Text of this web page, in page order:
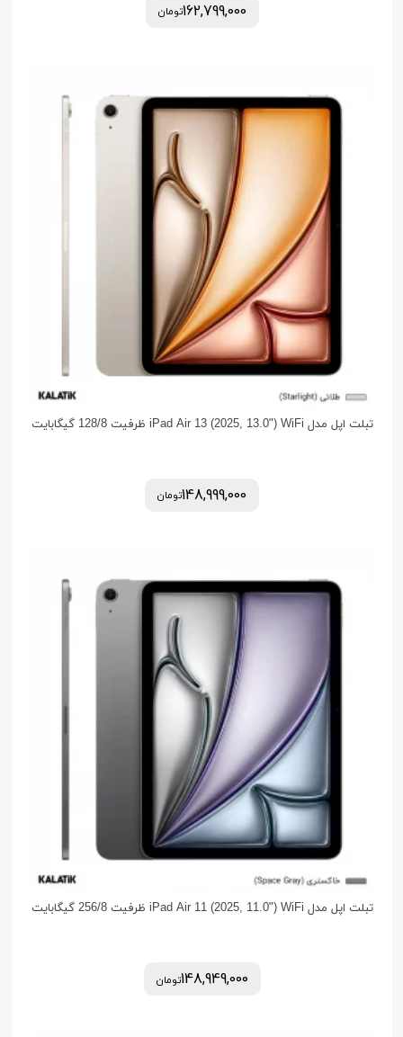
162,799,000تومان
تبلت اپل مدل iPad Air 13 (2025, 13.0") WiFi ظرفیت 128/8 گیگابایت
148,999,000تومان
تبلت اپل مدل iPad Air 11 (2025, 11.0") WiFi ظرفیت 256/8 گیگابایت
148,949,000تومان